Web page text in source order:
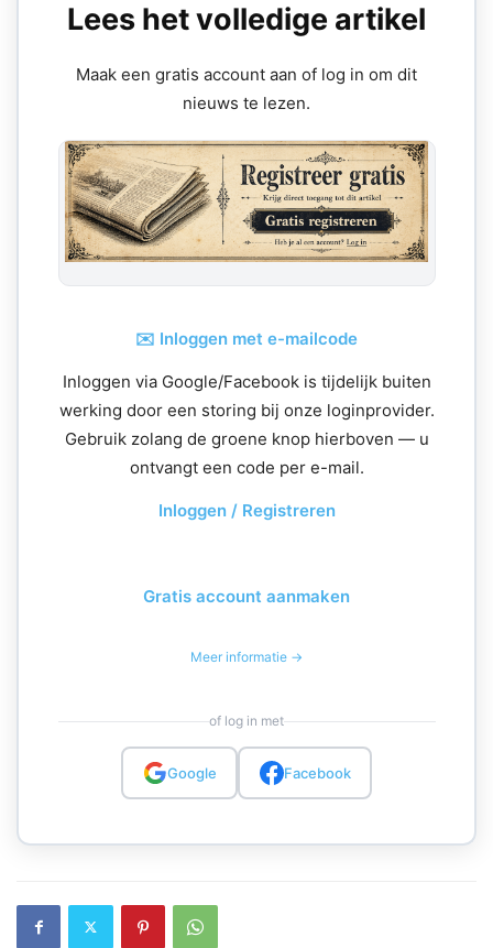
Lees het volledige artikel
Maak een gratis account aan of log in om dit
nieuws te lezen.
✉️ Inloggen met e-mailcode
Inloggen via Google/Facebook is tijdelijk buiten
werking door een storing bij onze loginprovider.
Gebruik zolang de groene knop hierboven — u
ontvangt een code per e-mail.
Inloggen / Registreren
Gratis account aanmaken
Meer informatie →
of log in met
Google Facebook